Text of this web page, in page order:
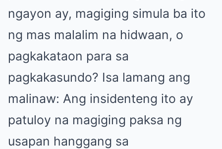
ngayon ay, magiging simula ba ito
ng mas malalim na hidwaan, o
pagkakataon para sa
pagkakasundo? Isa lamang ang
malinaw: Ang insidenteng ito ay
patuloy na magiging paksa ng
usapan hanggang sa